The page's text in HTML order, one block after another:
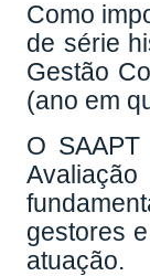
Como
de série
Gestão
(ano em
O
gestores
atuação.